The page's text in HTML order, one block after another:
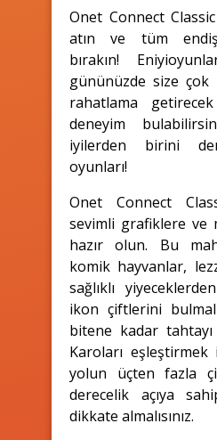
Onet Connect
atın ve tüm
bırakın!
gününüzde size çok
rahatlama
deneyim
iyilerden birini
oyunları!
Onet Connect
sevimli grafiklere ve
hazır olun. Bu
komik hayvanlar,
sağlıklı
ikon çiftlerini
bitene kadar tahtayı
Karoları eşleştirmek
yolun üçten fazla
derecelik açıya
dikkate almalısınız.